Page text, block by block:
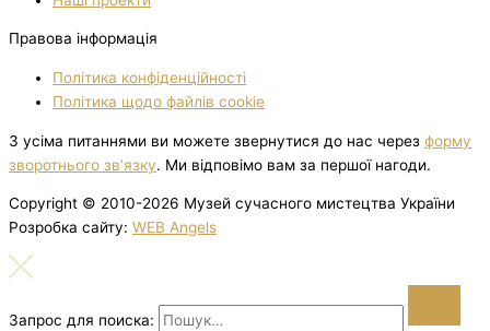
Правова інформація
Політика конфіденційності
Політика щодо файлів cookie
З усіма питаннями ви можете звернутися до нас через форму
зворотнього зв’язку. Ми відповімо вам за першої нагоди.
Copyright © 2010-2026 Музей сучасного мистецтва України
Розробка сайту: WEB Angels
Запрос для поиска: